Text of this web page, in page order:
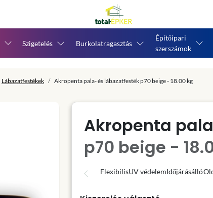
Szigetelés Burkolatragasztás
Építőipari
szerszámok
Lábazatfestékek Akropenta pala- és lábazatfesték p70 beige - 18.00 kg
Akropenta
p70 beige -
FlexibilisUV védelemIdőjárásálló